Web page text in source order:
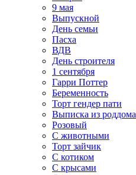
9 мая
Выпускной
День семьи
Пасха
ВДВ
День строителя
1 сентября
Гарри Поттер
Беременность
Торт гендер пати
Выписка из роддома
Розовый
С животными
Торт зайчик
С котиком
С крысами